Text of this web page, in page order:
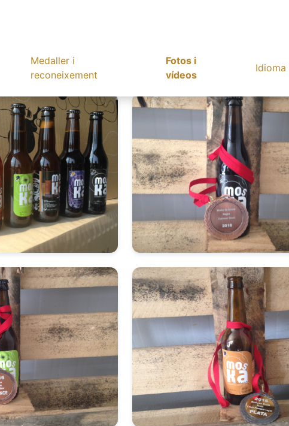
Medaller i
reconeixement
Fotos i
vídeos
Idioma